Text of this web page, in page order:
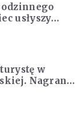
usłyszy
w
Nagranie